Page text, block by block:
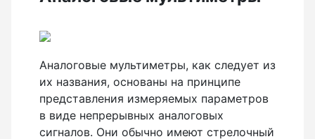
Аналоговые мультиметры, как следует из
их названия, основаны на принципе
представления измеряемых параметров
в виде непрерывных аналоговых
сигналов. Они обычно имеют стрелочный
Рейки AMO
Рейки RGK
Показать еще